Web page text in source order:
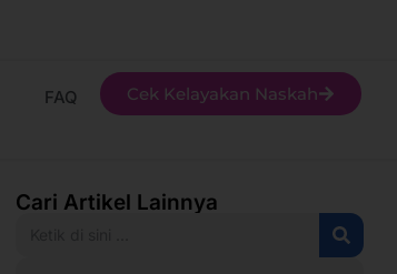
FAQ Cek Kelayakan Naskah
Cari Artikel Lainnya